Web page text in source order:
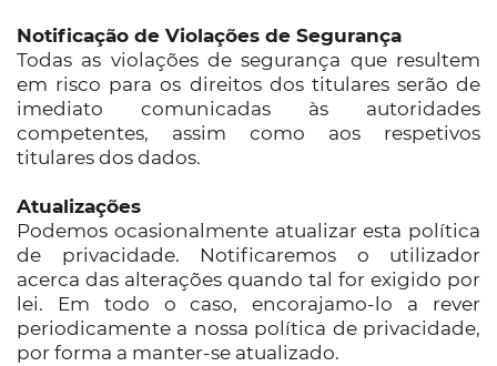
Notificação de Violações de Segurança
Todas as violações de segurança que resultem
em risco para os direitos dos titulares serão de
imediato comunicadas às autoridades
competentes, assim como aos respetivos
titulares dos dados.
Atualizações
Podemos ocasionalmente atualizar esta política
de privacidade. Notificaremos o utilizador
acerca das alterações quando tal for exigido por
lei. Em todo o caso, encorajamo-lo a rever
periodicamente a nossa política de privacidade,
por forma a manter-se atualizado.